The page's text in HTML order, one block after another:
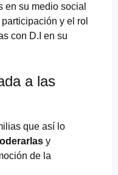
en su medio social
y el rol
con D.I en su
a las
que así lo
y
de la